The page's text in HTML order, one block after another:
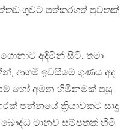
පත්කරගත් පුවතක්
අදිමින් සිටී. තමා
ආගමි ඉවසීමේ ගුණය අද
හෝ අමන හිමිනමක් පසු
පන්නයේ ක්‍රියාවකට සාදු
බෞද්ධ මානව සම්පතක් හිමි